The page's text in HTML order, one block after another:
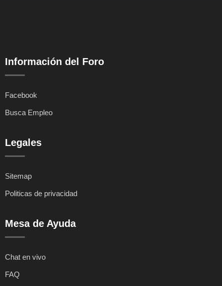
Información del Foro
Facebook
Busca Empleo
Legales
Sitemap
Politicas de privacidad
Mesa de Ayuda
Chat en vivo
FAQ